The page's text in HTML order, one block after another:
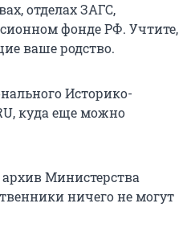
отделах ЗАГС,
фонде РФ. Учтите,
ваше родство.
Историко-
куда еще можно
Министерства
ничего не могут